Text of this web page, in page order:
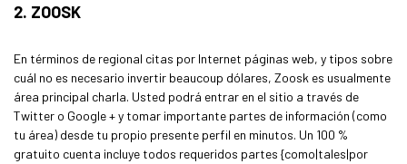
2. ZOOSK
En términos de regional citas por Internet páginas web, y tipos sobre
cuál no es necesario invertir beaucoup dólares, Zoosk es usualmente
área principal charla. Usted podrá entrar en el sitio a través de
Twitter o Google + y tomar importante partes de información (como
tu área) desde tu propio presente perfil en minutos. Un 100 %
gratuito cuenta incluye todos requeridos partes {como|tales|por